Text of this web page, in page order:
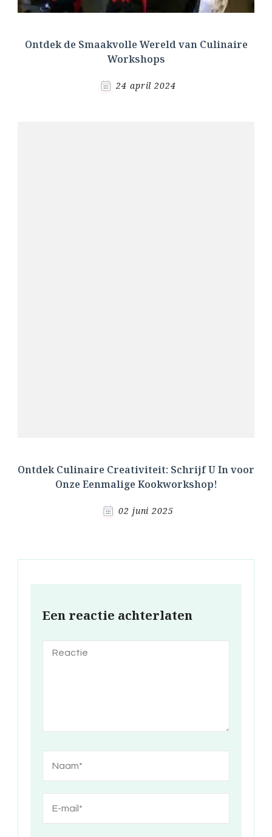
Ontdek de Smaakvolle Wereld van Culinaire
Workshops
24 april 2024
Ontdek Culinaire Creativiteit: Schrijf U In voor
Onze Eenmalige Kookworkshop!
02 juni 2025
Een reactie achterlaten